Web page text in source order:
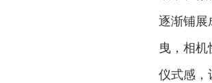
逐渐铺展
曳，相机
仪式感，